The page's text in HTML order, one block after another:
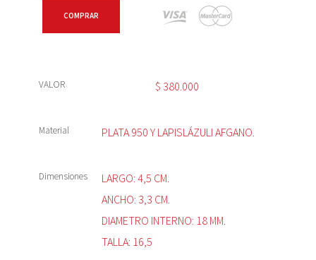
COMPRAR
VALOR $ 380.000
Material PLATA 950 Y LAPISLÁZULI AFGANO.
Dimensiones
LARGO: 4,5 CM.
ANCHO: 3,3 CM.
DIAMETRO INTERNO: 18 MM.
TALLA: 16,5